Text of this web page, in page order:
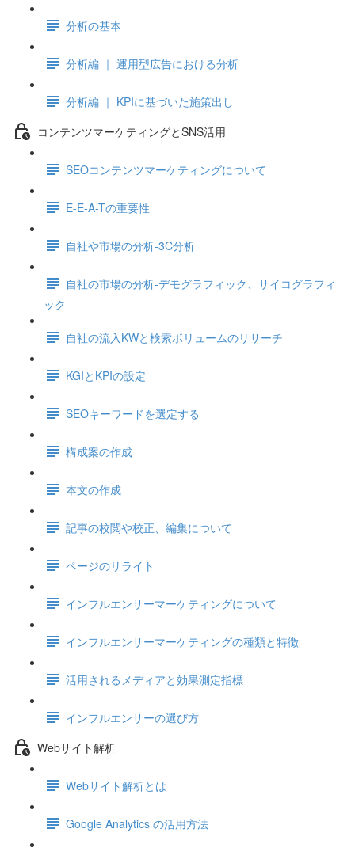
分析の基本
分析編 ｜ 運用型広告における分析
分析編 ｜ KPIに基づいた施策出し
コンテンツマーケティングとSNS活用
SEOコンテンツマーケティングについて
E-E-A-Tの重要性
自社や市場の分析-3C分析
自社の市場の分析-デモグラフィック、サイコグラフィ
ック
自社の流入KWと検索ボリュームのリサーチ
KGIとKPIの設定
SEOキーワードを選定する
構成案の作成
本文の作成
記事の校閲や校正、編集について
ページのリライト
インフルエンサーマーケティングについて
インフルエンサーマーケティングの種類と特徴
活用されるメディアと効果測定指標
インフルエンサーの選び方
Webサイト解析
Webサイト解析とは
Google Analytics の活用方法